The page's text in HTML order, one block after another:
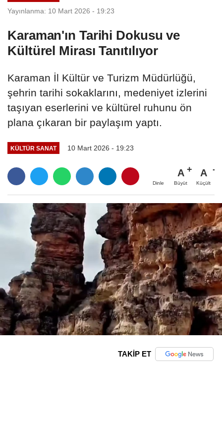
Yayınlanma: 10 Mart 2026 - 19:23
Karaman'ın Tarihi Dokusu ve
Kültürel Mirası Tanıtılıyor
Karaman İl Kültür ve Turizm Müdürlüğü,
şehrin tarihi sokaklarını, medeniyet izlerini
taşıyan eserlerini ve kültürel ruhunu ön
plana çıkaran bir paylaşım yaptı.
KÜLTÜR SANAT 10 Mart 2026 - 19:23
Dinle
A
Büyüt
A
Küçült
TAKİP ET